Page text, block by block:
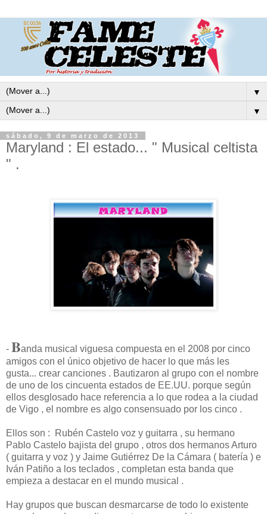
▼
▼
sábado, 9 de marzo de 2013
Maryland : El estado... " Musical celtista
" .
- Banda musical viguesa compuesta en el 2008 por cinco
amigos con el único objetivo de hacer lo que más les
gusta... crear canciones . Bautizaron al grupo con el nombre
de uno de los cincuenta estados de EE.UU. porque según
ellos desglosado hace referencia a lo que rodea a la ciudad
de Vigo , el nombre es algo consensuado por los cinco .
Ellos son : Rubén Castelo voz y guitarra , su hermano
Pablo Castelo bajista del grupo , otros dos hermanos Arturo
( guitarra y voz ) y Jaime Gutiérrez De la Cámara ( batería ) e
Iván Patiño a los teclados , completan esta banda que
empieza a destacar en el mundo musical .
Hay grupos que buscan desmarcarse de todo lo existente